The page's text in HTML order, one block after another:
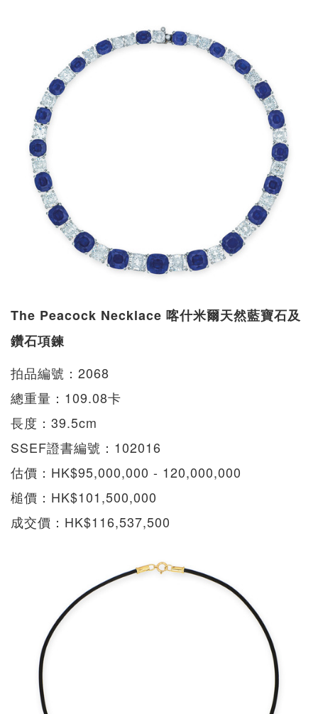
The Peacock Necklace 喀什米爾天然藍寶石及
鑽石項鍊
拍品編號：2068
總重量：109.08卡
長度：39.5cm
SSEF證書編號：102016
估價：HK$95,000,000 - 120,000,000
槌價：HK$101,500,000
成交價：HK$116,537,500